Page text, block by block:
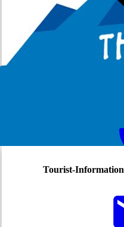
Tourist-Information